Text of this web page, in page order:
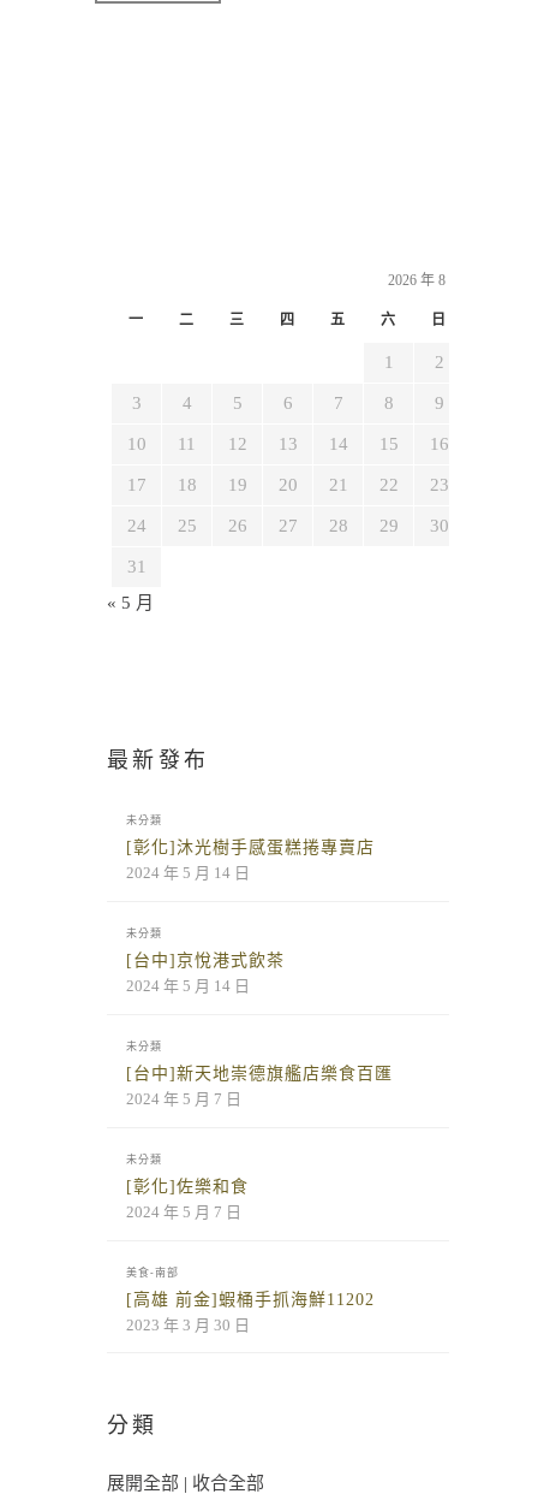
2026 年 8 月
一 二 三 四 五 六 日
1 2
3 4 5 6 7 8 9
10 11 12 13 14 15 16
17 18 19 20 21 22 23
24 25 26 27 28 29 30
31
« 5 月
最新發布
未分類
[彰化]沐光樹手感蛋糕捲專賣店
2024 年 5 月 14 日
未分類
[台中]京悅港式飲茶
2024 年 5 月 14 日
未分類
[台中]新天地崇德旗艦店樂食百匯
2024 年 5 月 7 日
未分類
[彰化]佐樂和食
2024 年 5 月 7 日
美食-南部
[高雄 前金]蝦桶手抓海鮮11202
2023 年 3 月 30 日
分類
展開全部 | 收合全部